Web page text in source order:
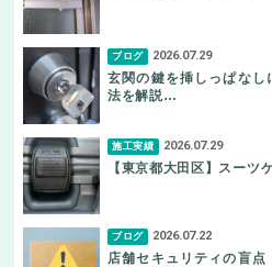
ブログ 2026.07.29
玄関の鍵を挿しっぱなし
法を解説…
施工実績 2026.07.29
【東京都大田区】スーツ
ブログ 2026.07.22
店舗セキュリティの盲